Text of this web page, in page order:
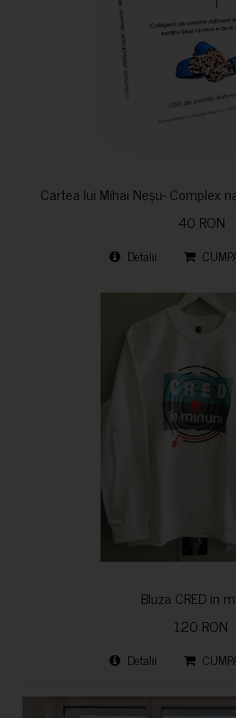
Cartea lui Mihai Neșu- Complex
40 RON
Detalii
Bluza CRED in
120 RON
Detalii